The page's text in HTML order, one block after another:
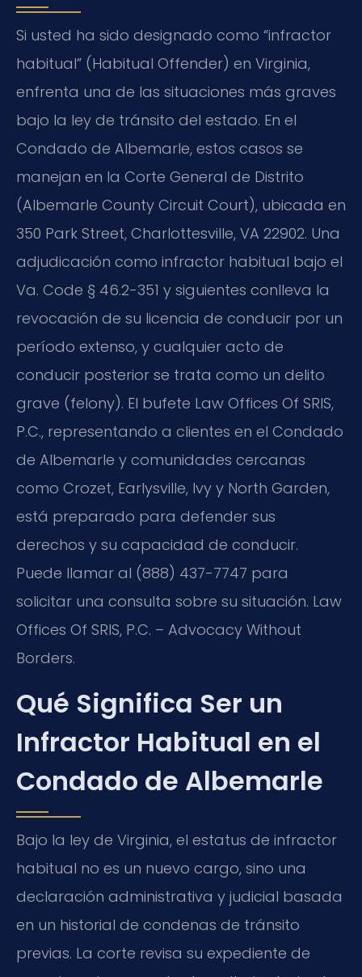
Si usted ha sido designado como “infractor
habitual” (Habitual Offender) en Virginia,
enfrenta una de las situaciones más graves
bajo la ley de tránsito del estado. En el
Condado de Albemarle, estos casos se
manejan en la Corte General de Distrito
(Albemarle County Circuit Court), ubicada en
350 Park Street, Charlottesville, VA 22902. Una
adjudicación como infractor habitual bajo el
Va. Code § 46.2-351 y siguientes conlleva la
revocación de su licencia de conducir por un
período extenso, y cualquier acto de
conducir posterior se trata como un delito
grave (felony). El bufete Law Offices Of SRIS,
P.C., representando a clientes en el Condado
de Albemarle y comunidades cercanas
como Crozet, Earlysville, Ivy y North Garden,
está preparado para defender sus
derechos y su capacidad de conducir.
Puede llamar al (888) 437-7747 para
solicitar una consulta sobre su situación. Law
Offices Of SRIS, P.C. – Advocacy Without
Borders.
Qué Significa Ser un
Infractor Habitual en el
Condado de Albemarle
Bajo la ley de Virginia, el estatus de infractor
habitual no es un nuevo cargo, sino una
declaración administrativa y judicial basada
en un historial de condenas de tránsito
previas. La corte revisa su expediente de